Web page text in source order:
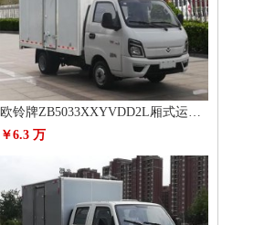
欧铃牌ZB5033XXYVDD2L厢式运输车
￥6.3 万